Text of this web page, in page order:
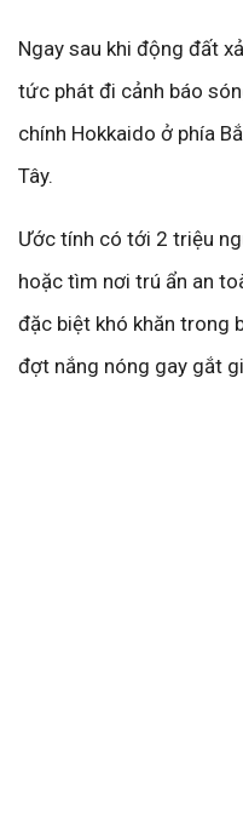
Ngay sau khi động đất
tức phát đi cảnh báo
chính Hokkaido ở phía
Tây.
Ước tính có tới 2 triệu
hoặc tìm nơi trú ẩn an
đặc biệt khó khăn trong
đợt nắng nóng gay gắt